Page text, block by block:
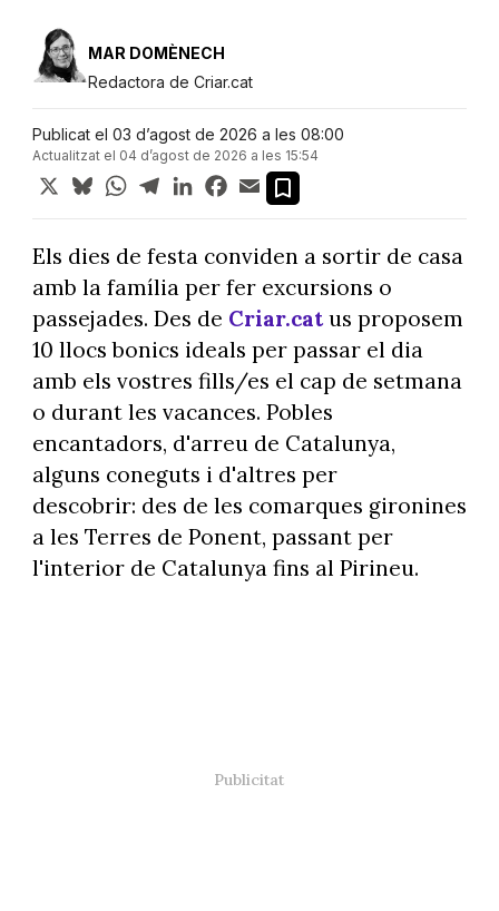
MAR DOMÈNECH
Redactora de Criar.cat
Publicat el 03 d’agost de 2026 a les 08:00
Actualitzat el 04 d’agost de 2026 a les 15:54
X BlueskyWhatsApp
TelegramLinkedInFacebook
Email
Els dies de festa conviden a sortir de casa
amb la família per fer excursions o
passejades. Des de Criar.catus proposem
10 llocs bonics ideals per passar el dia
amb els vostres fills/es el cap de setmana
o durant les vacances. Pobles
encantadors, d'arreu de Catalunya,
alguns coneguts i d'altres per
descobrir: des de les comarques gironines
a les Terres de Ponent, passant per
l'interior de Catalunya fins al Pirineu.